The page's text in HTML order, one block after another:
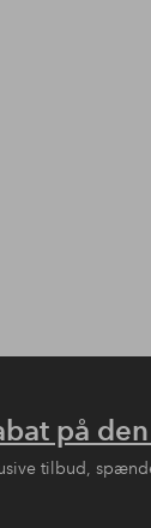
på
tilbud,